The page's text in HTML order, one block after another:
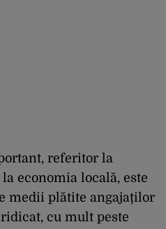
referitor la
economia locală, este
medii plătite angajaților
cu mult peste